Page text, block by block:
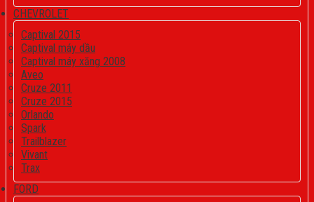
CHEVROLET
Captival 2015
Captival máy dầu
Captival máy xăng 2008
Aveo
Cruze 2011
Cruze 2015
Orlando
Spark
Trailblazer
Vivant
Trax
FORD